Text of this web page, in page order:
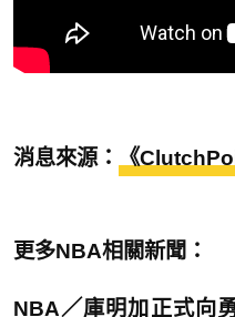
消息來源： 《
更多NBA相關新聞：
NBA／庫明加正式向